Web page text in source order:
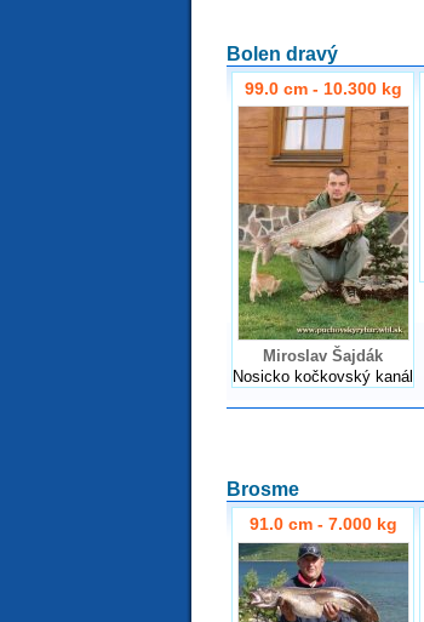
Bolen dravý
99.0 cm - 10.300 kg
Miroslav Šajdák
Nosicko kočkovský kanál
Brosme
91.0 cm - 7.000 kg